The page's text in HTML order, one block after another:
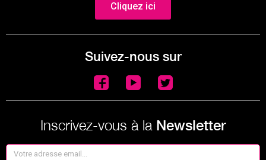
Cliquez ici
Suivez-nous sur
Inscrivez-vous à la Newsletter